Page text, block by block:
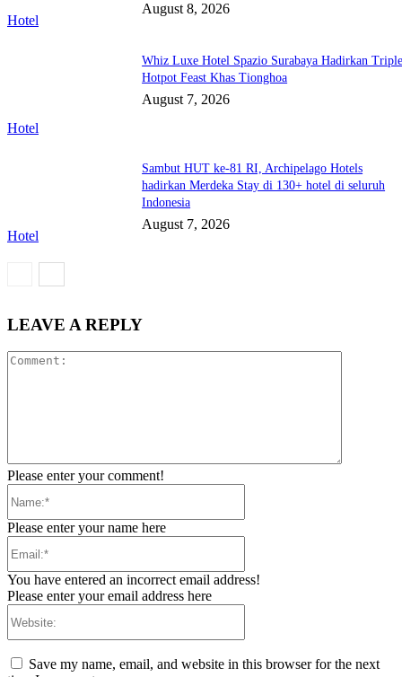
Hotel
August 8, 2026
Hotel
Whiz Luxe Hotel Spazio Surabaya Hadirkan
Hotpot Feast Khas Tionghoa
August 7, 2026
Hotel
Sambut HUT ke-81 RI, Archipelago Hotels
hadirkan Merdeka Stay di 130+ hotel di seluruh
Indonesia
August 7, 2026
LEAVE A REPLY
Please enter your comment!
Please enter your name here
You have entered an incorrect email address!
Please enter your email address here
Save my name, email, and website in this browser for the next